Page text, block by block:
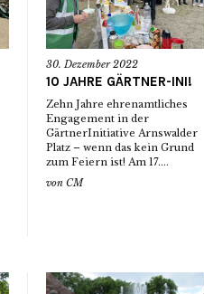
30. Dezember 2022
10 JAHRE GÄRTNER-INI!
Zehn Jahre ehrenamtliches
Engagement in der
GärtnerInitiative Arnswalder
Platz – wenn das kein Grund
zum Feiern ist! Am 17....
von CM